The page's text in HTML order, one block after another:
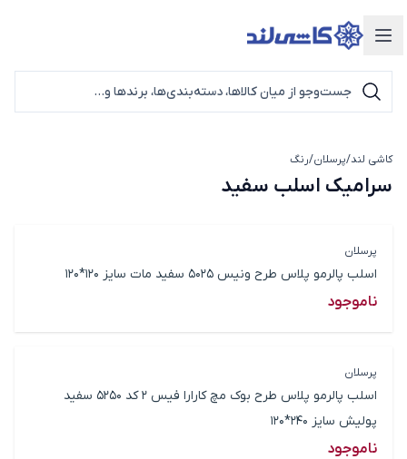
دسته‌بندی محصولات
کاشی لند/پرسلان/رنگ
سرامیک اسلب سفید
پرسلان
اسلب پالرمو پلاس طرح ونیس 5025 سفید مات سایز 120*120
ناموجود
پرسلان
اسلب پالرمو پلاس طرح بوک مچ کارارا فیس 2 کد 5250 سفید
پولیش سایز 240*120
ناموجود